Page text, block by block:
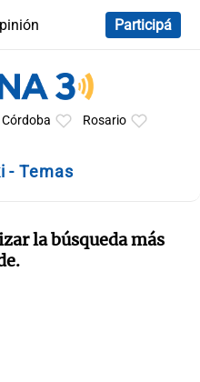
Participá
Córdoba Rosario
- Temas
la búsqueda más